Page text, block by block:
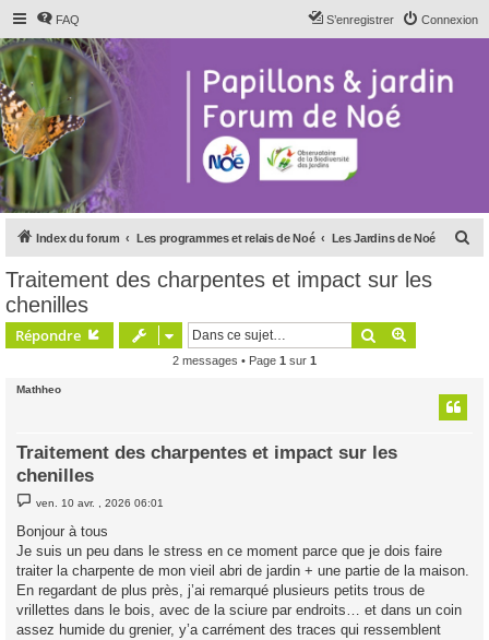
FAQ Connexion
S’enregistrer
Index du forum Les programmes et relais de Noé Les Jardins de Noé
Traitement des charpentes et impact sur les
chenilles
Répondre Rechercher
2 messages • Page 1 sur 1
Mathheo
Traitement des charpentes et impact sur les
chenilles
e
s
a
g
e
ven. 10 avr. , 2026 06:01
Bonjour à tous
Je suis un peu dans le stress en ce moment parce que je dois faire
traiter la charpente de mon vieil abri de jardin + une partie de la maison.
En regardant de plus près, j’ai remarqué plusieurs petits trous de
vrillettes dans le bois, avec de la sciure par endroits… et dans un coin
assez humide du grenier, y’a carrément des traces qui ressemblent